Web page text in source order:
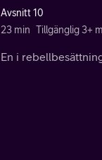
Avsnitt 10
23 min Tillgänglig 3+
En i